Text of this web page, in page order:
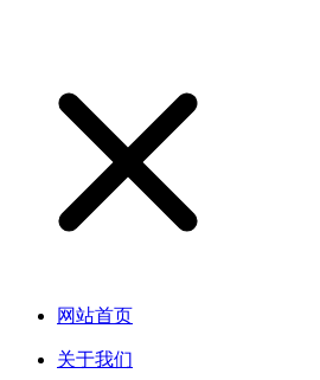
网站首页
关于我们